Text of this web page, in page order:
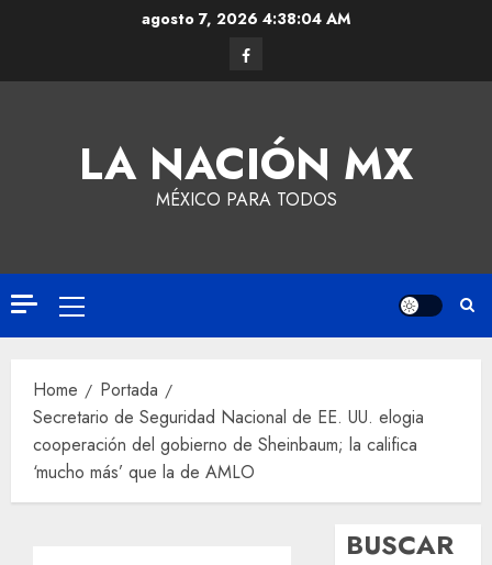
agosto 7, 2026 4:38:04 AM
LA NACIÓN MX
MÉXICO PARA TODOS
Home
Portada
Secretario de Seguridad Nacional de EE. UU. elogia
cooperación del gobierno de Sheinbaum; la califica
‘mucho más’ que la de AMLO
BUSCAR